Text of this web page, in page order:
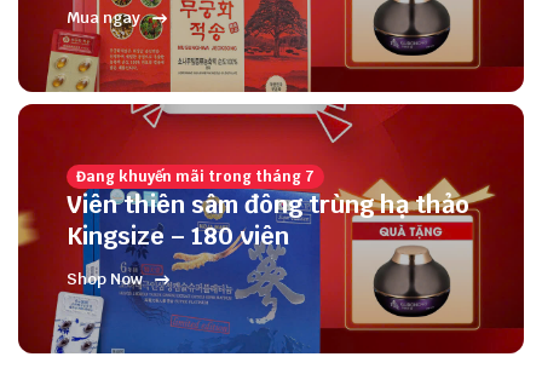
Mua ngay
Đang khuyến mãi trong tháng 7
Viên thiên sâm đông trùng hạ thảo
Kingsize – 180 viên
Shop Now